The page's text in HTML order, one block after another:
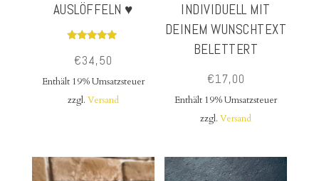
AUSLÖFFELN ♥
mit
5.00
von 5
€34,50
Enthält 19% Umsatzsteuer
zzgl. Versand
INDIVIDUELL MIT
DEINEM WUNSCHTEXT
BELETTERT
€17,00
Enthält 19% Umsatzsteuer
zzgl.Versand